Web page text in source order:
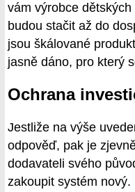
vám výrobce
budou stačit až do
jsou škálované
jasně dáno, pro který
Ochrana
Jestliže na výše
odpověď, pak je
dodavateli svého
zakoupit systém